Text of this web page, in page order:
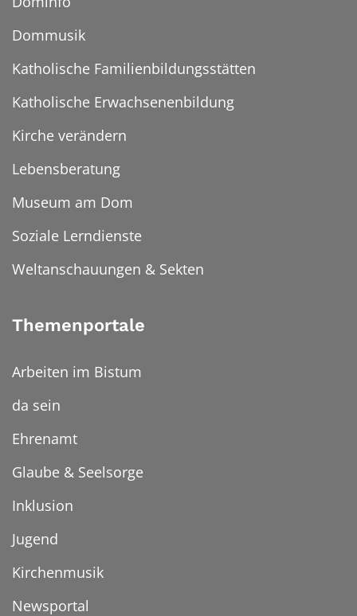
Dommusik
Katholische Familienbildungsstätten
Katholische Erwachsenenbildung
Kirche verändern
Lebensberatung
Museum am Dom
Soziale Lerndienste
Weltanschauungen & Sekten
Themenportale
Arbeiten im Bistum
da sein
Ehrenamt
Glaube & Seelsorge
Inklusion
Jugend
Kirchenmusik
Newsportal